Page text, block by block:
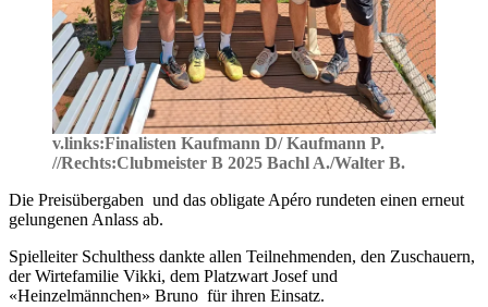
v.links:Finalisten Kaufmann D/ Kaufmann P.
//Rechts:Clubmeister B 2025 Bachl A./Walter B.
Die Preisübergaben und das obligate Apéro rundeten einen erneut
gelungenen Anlass ab.
Spielleiter Schulthess dankte allen Teilnehmenden, den Zuschauern,
der Wirtefamilie Vikki, dem Platzwart Josef und
«Heinzelmännchen» Bruno für ihren Einsatz.